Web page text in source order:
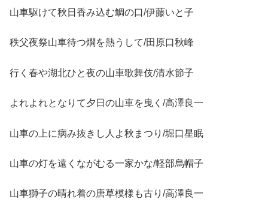
山車駆けて秋日香み込む鯛の口/伊藤いと子
秩父夜祭山車待つ燗を熱うして/田原口秋峰
行く春や湖北ひと夜の山車歌舞伎/清水節子
よれよれとなりて夕日の山車を曳く/高澤良一
山車の上に病み抜きし人よ秋まつり/堀口星眠
山車の灯を遠くながむる一家かな/軽部烏帽子
山車獅子の晴れ着の唐草模様も古り/高澤良一